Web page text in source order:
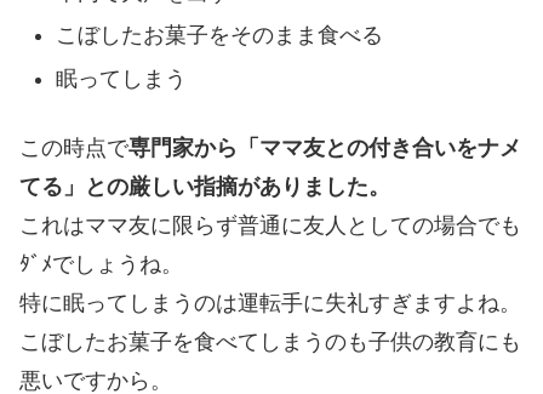
こぼしたお菓子をそのまま食べる
眠ってしまう
この時点で専門家から「ママ友との付き合いをナメ
てる」との厳しい指摘がありました。
これはママ友に限らず普通に友人としての場合でも
ﾀﾞﾒでしょうね。
特に眠ってしまうのは運転手に失礼すぎますよね。
こぼしたお菓子を食べてしまうのも子供の教育にも
悪いですから。